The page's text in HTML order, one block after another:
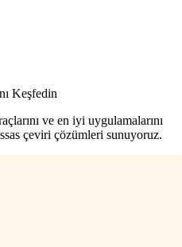
Keşfedin
ve en iyi uygulamalarını
çeviri çözümleri sunuyoruz.